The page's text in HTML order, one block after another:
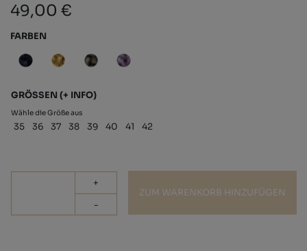
49,00 €
FARBEN
GRÖSSEN (+ INFO)
Wähle die Größe aus
35 36 37 38 39 40 41 42
+
-
ZUM WARENKORB HINZUFÜGEN